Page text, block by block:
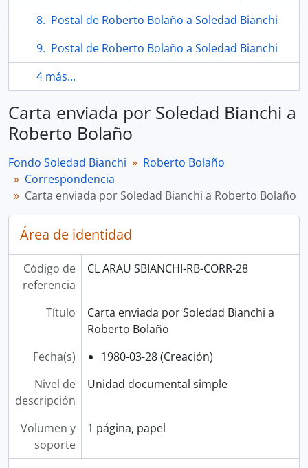
Postal de Roberto Bolaño a Soledad Bianchi
Postal de Roberto Bolaño a Soledad Bianchi
4 más...
Carta enviada por Soledad Bianchi a
Roberto Bolaño
Fondo Soledad Bianchi
Roberto Bolaño
Correspondencia
Carta enviada por Soledad Bianchi a Roberto Bolaño
Área de identidad
Código de
referencia
CL ARAU SBIANCHI-RB-CORR-28
Título
Carta enviada por Soledad Bianchi a
Roberto Bolaño
Fecha(s)
1980-03-28 (Creación)
Nivel de
descripción
Unidad documental simple
Volumen y
soporte
1 página, papel